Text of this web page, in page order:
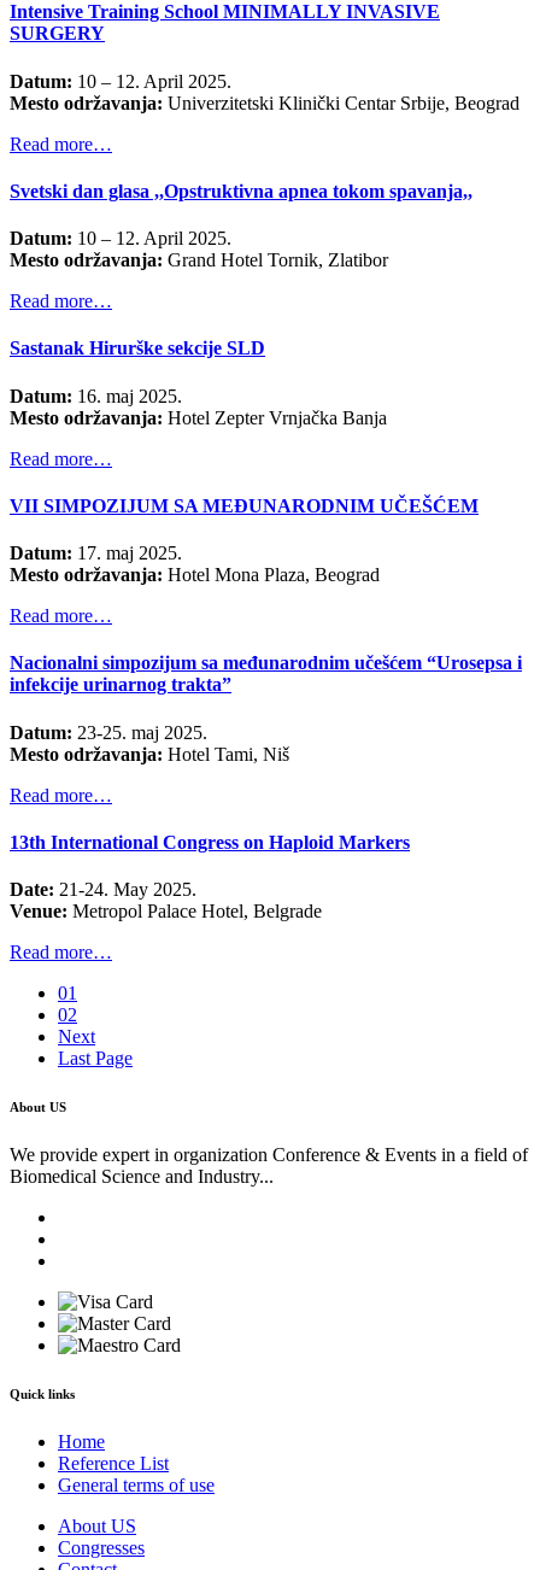
Intensive Training School MINIMALLY INVASIVE
SURGERY
Datum: 10 – 12. April 2025.
Mesto održavanja: Univerzitetski Klinički Centar Srbije, Beograd
Read more…
Svetski dan glasa ,,Opstruktivna apnea tokom spavanja,,
Datum: 10 – 12. April 2025.
Mesto održavanja: Grand Hotel Tornik, Zlatibor
Read more…
Sastanak Hirurške sekcije SLD
Datum: 16. maj 2025.
Mesto održavanja: Hotel Zepter Vrnjačka Banja
Read more…
VII SIMPOZIJUM SA MEĐUNARODNIM UČEŠĆEM
Datum: 17. maj 2025.
Mesto održavanja: Hotel Mona Plaza, Beograd
Read more…
Nacionalni simpozijum sa međunarodnim učešćem “Urosepsa i
infekcije urinarnog trakta”
Datum: 23-25. maj 2025.
Mesto održavanja: Hotel Tami, Niš
Read more…
13th International Congress on Haploid Markers
Date: 21-24. May 2025.
Venue: Metropol Palace Hotel, Belgrade
Read more…
01
02
Next
Last Page
About US
We provide expert in organization Conference & Events in a field of
Biomedical Science and Industry...
Quick links
Home
Reference List
General terms of use
About US
Congresses